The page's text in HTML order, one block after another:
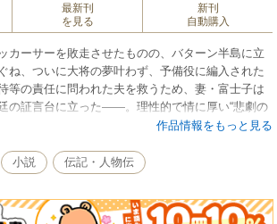
最新刊
を見る
新刊
自動購入
カーサーを敗走させたものの、バターン半島に立
ね、ついに大将の夢叶わず、予備役に編入された
等の責任に問われた夫を救うため、妻・富士子は
の証言台に立った――。理性的で情に厚い“悲劇の
格ノンフィクション。 解説・野村 進作品情報をもっと見る
小説 伝記・人物伝